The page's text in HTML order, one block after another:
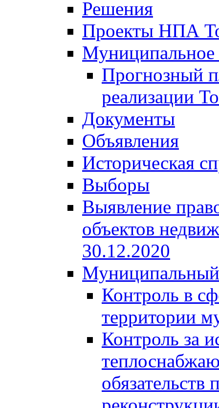
Решения
Проекты НПА
Прогнозный
реализации
Документы
Объявления
Историческая
Выборы
Выявление
объектов
30.12.2020
Муниципальный
Контроль в
территории
Контроль за
обязательств